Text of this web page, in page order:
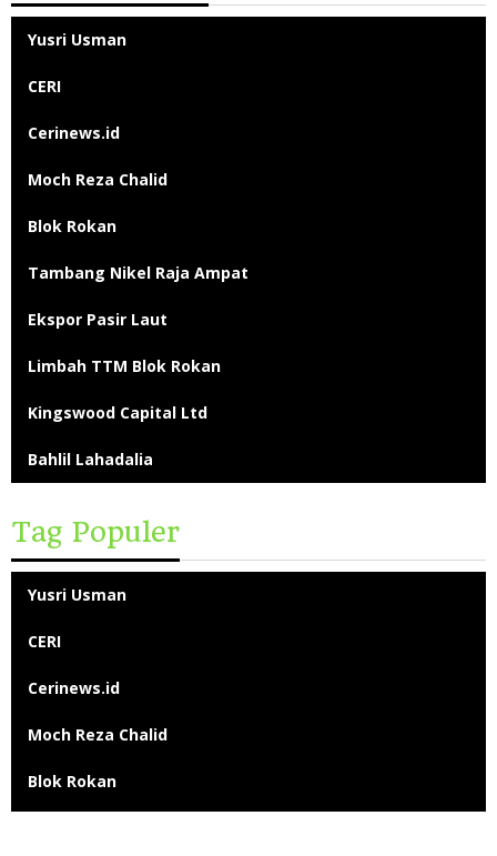
Yusri Usman
CERI
Cerinews.id
Moch Reza Chalid
Blok Rokan
Tambang Nikel Raja Ampat
Ekspor Pasir Laut
Limbah TTM Blok Rokan
Kingswood Capital Ltd
Bahlil Lahadalia
Tag Populer
Yusri Usman
CERI
Cerinews.id
Moch Reza Chalid
Blok Rokan